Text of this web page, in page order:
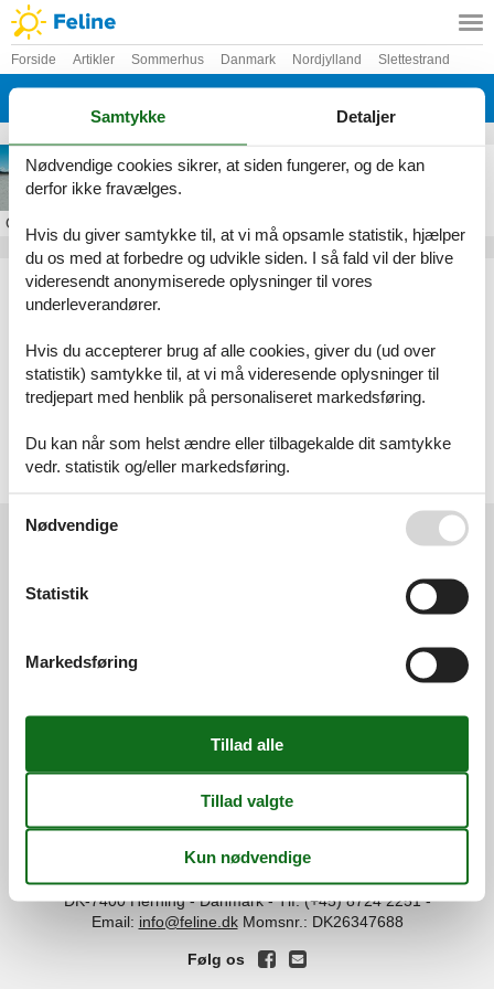
Forside Artikler Sommerhus Danmark Nordjylland Slettestrand
Kollerup
Sommerhus i Kollerup
Om
Artikeltyper
Alle
Geografier
Alle
Nordjylland
Slettestrand
Din tryghed
©Feline Holidays-Feline Holidays A/S-Nygade 8B, 2.th -
DK-7400 Herning-Danmark -Tlf: (+45) 8724 2251-
Email: info@feline.dk Momsnr.: DK26347688
Følg os
Samtykke Detaljer
Nødvendige cookies sikrer, at siden fungerer, og de kan
derfor ikke fravælges.
Hvis du giver samtykke til, at vi må opsamle statistik, hjælper
du os med at forbedre og udvikle siden. I så fald vil der blive
videresendt anonymiserede oplysninger til vores
underleverandører.
Hvis du accepterer brug af alle cookies, giver du (ud over
statistik) samtykke til, at vi må videresende oplysninger til
tredjepart med henblik på personaliseret markedsføring.
Du kan når som helst ændre eller tilbagekalde dit samtykke
vedr. statistik og/eller markedsføring.
Nødvendige
Statistik
Markedsføring